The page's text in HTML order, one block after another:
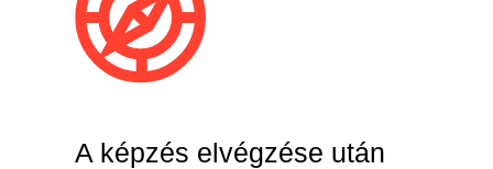
A képzés elvégzése után